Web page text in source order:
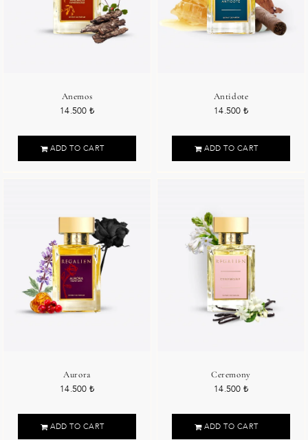
Anemos
14.500 ₺
ADD TO CART
Antidote
14.500 ₺
ADD TO CART
Aurora
14.500 ₺
ADD TO CART
Ceremony
14.500 ₺
ADD TO CART